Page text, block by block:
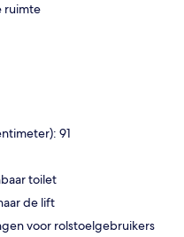
ruimte
91
toilet
de lift
voor rolstoelgebruikers